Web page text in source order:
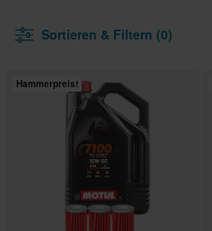
Sortieren & Filtern (0)
Hammerpreis!